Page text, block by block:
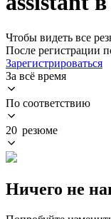
Чтобы видеть все
После регистрации
Зарегистрироваться
За всё время
По соответствию
20 резюме
Ничего не